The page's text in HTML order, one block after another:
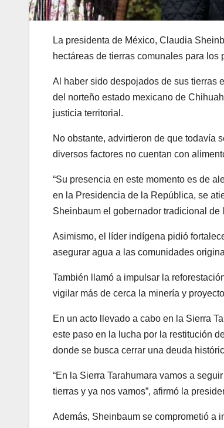
La presidenta de México, Claudia
hectáreas de tierras comunales para
Al haber sido despojados de sus tierras
del norteño estado mexicano de
justicia territorial.
No obstante, advirtieron de que todavía
diversos factores no cuentan con
“Su presencia en este momento es de
en la Presidencia de la República, se
Sheinbaum el gobernador tradicional
Asimismo, el líder indígena pidió
asegurar agua a las comunidades
También llamó a impulsar la
vigilar más de cerca la minería y
En un acto llevado a cabo en la Sierra
este paso en la lucha por la restitución
donde se busca cerrar una deuda
“En la Sierra Tarahumara vamos a
tierras y ya nos vamos”, afirmó la
Además, Sheinbaum se comprometió a